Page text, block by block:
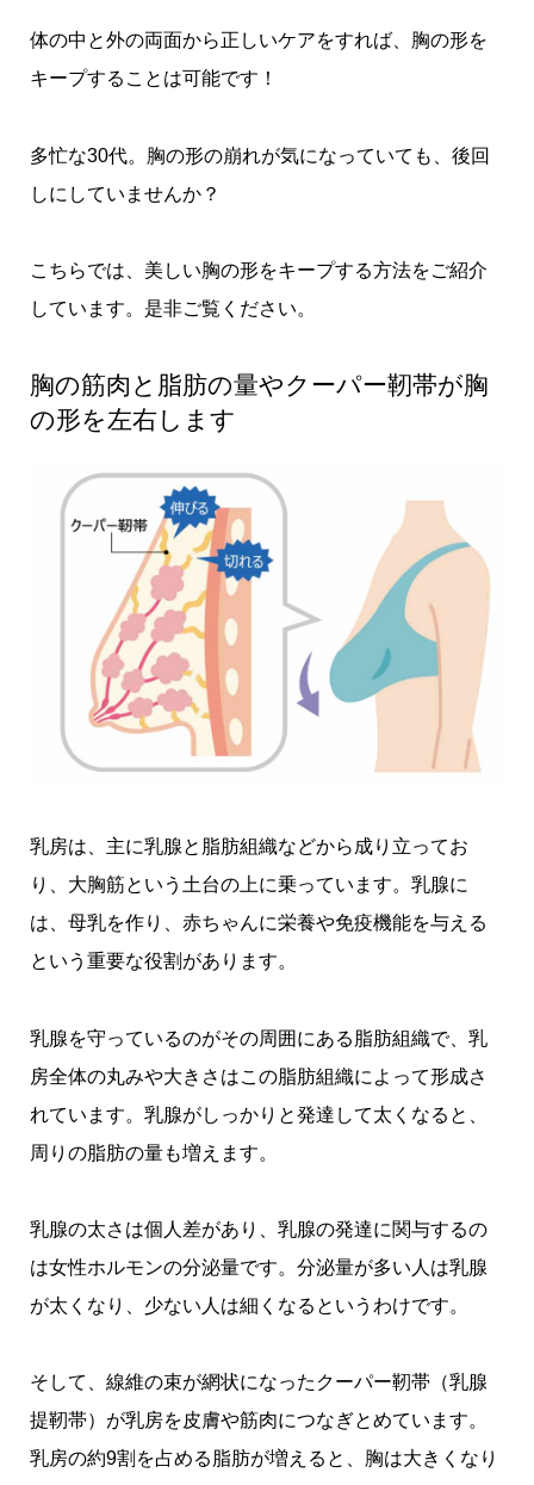
体の中と外の両面から正しいケアをすれば、胸の形を
キープすることは可能です！
多忙な30代。胸の形の崩れが気になっていても、後回
しにしていませんか？
こちらでは、美しい胸の形をキープする方法をご紹介
しています。是非ご覧ください。
胸の筋肉と脂肪の量やクーパー靭帯が胸
の形を左右します
乳房は、主に乳腺と脂肪組織などから成り立ってお
り、大胸筋という土台の上に乗っています。乳腺に
は、母乳を作り、赤ちゃんに栄養や免疫機能を与える
という重要な役割があります。
乳腺を守っているのがその周囲にある脂肪組織で、乳
房全体の丸みや大きさはこの脂肪組織によって形成さ
れています。乳腺がしっかりと発達して太くなると、
周りの脂肪の量も増えます。
乳腺の太さは個人差があり、乳腺の発達に関与するの
は女性ホルモンの分泌量です。分泌量が多い人は乳腺
が太くなり、少ない人は細くなるというわけです。
そして、線維の束が網状になったクーパー靭帯（乳腺
提靭帯）が乳房を皮膚や筋肉につなぎとめています。
乳房の約9割を占める脂肪が増えると、胸は大きくなり